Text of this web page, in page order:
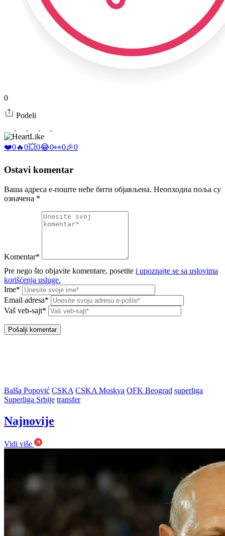
0
Podeli
Like
❤️0🔥0💥0😂0👀0🎉0
Ostavi komentar
Ваша адреса е-поште неће бити објављена. Неопходна поља су
означена *
Komentar*
Pre nego što objavite komentare, posetite i upoznajte se sa uslovima
korišćenja usluge.
Ime*
Email adresa*
Vaš veb-sajt*
Balša Popović CSKA CSKA Moskva OFK Beograd superliga
Superliga Srbije transfer
Najnovije
Vidi više